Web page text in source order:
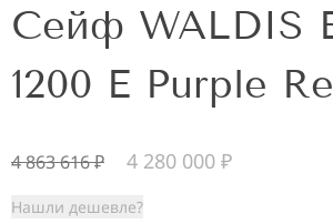
Сейф WALDIS
1200 E Purple
4 863 616₽ 4 280 000 ₽
Нашли дешевле?